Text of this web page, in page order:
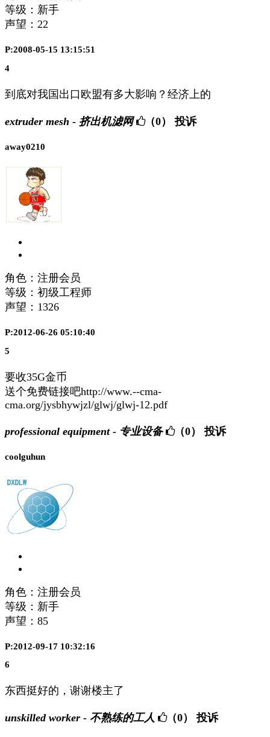
等级：新手
声望： 22
P:2008-05-15 13:15:51
4
到底对我国出口欧盟有多大影响？经济上的
extruder mesh - 挤出机滤网 （0） 投诉
away0210
角色：注册会员
等级：初级工程师
声望： 1326
P:2012-06-26 05:10:40
5
要收35G金币
送个免费链接吧http://www.--cma-
cma.org/jysbhywjzl/glwj/glwj-12.pdf
professional equipment - 专业设备 （0） 投诉
coolguhun
角色：注册会员
等级：新手
声望： 85
P:2012-09-17 10:32:16
6
东西挺好的，谢谢楼主了
unskilled worker - 不熟练的工人 （0） 投诉